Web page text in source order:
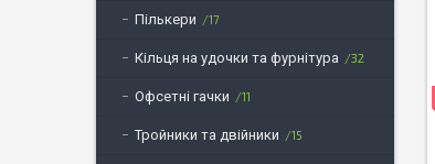
Пількери 17
Кільця на удочки та фурнітура 32
Офсетні гачки 11
Тройники та двійники 15